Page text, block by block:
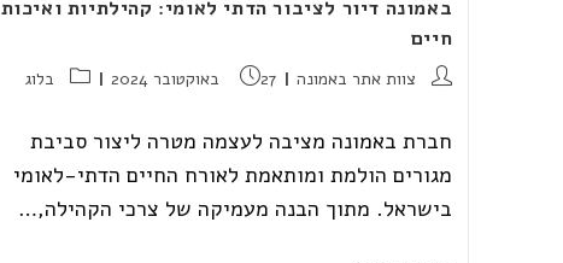
באמונה דיור לציבור הדתי לאומי: קהילתיות ואיכות
חיים
מחבר:צוות אתר באמונה פורסם:
27 באוקטובר 2024 קטגוריה:
בלוג
חברת באמונה מציבה לעצמה מטרה ליצור סביבת
מגורים הולמת ומותאמת לאורח החיים הדתי-לאומי
בישראל. מתוך הבנה מעמיקה של צרכי הקהילה,…